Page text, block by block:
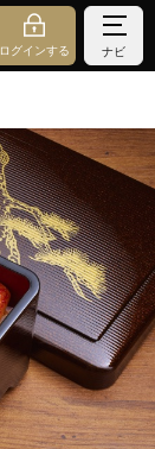
ログインする ナビ